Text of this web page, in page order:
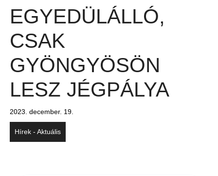
EGYEDÜLÁLLÓ,
CSAK
GYÖNGYÖSÖN
LESZ JÉGPÁLYA
2023. december. 19.
Hírek - Aktuális